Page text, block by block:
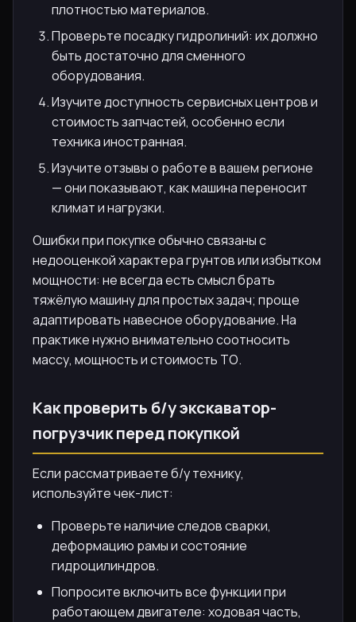
плотностью материалов.
Проверьте посадку гидролиний: их должно
быть достаточно для сменного
оборудования.
Изучите доступность сервисных центров и
стоимость запчастей, особенно если
техника иностранная.
Изучите отзывы о работе в вашем регионе
— они показывают, как машина переносит
климат и нагрузки.
Ошибки при покупке обычно связаны с
недооценкой характера грунтов или избытком
мощности: не всегда есть смысл брать
тяжёлую машину для простых задач; проще
адаптировать навесное оборудование. На
практике нужно внимательно соотносить
массу, мощность и стоимость ТО.
Как проверить б/у экскаватор-
погрузчик перед покупкой
Если рассматриваете б/у технику,
используйте чек-лист:
Проверьте наличие следов сварки,
деформацию рамы и состояние
гидроцилиндров.
Попросите включить все функции при
работающем двигателе: ходовая часть,